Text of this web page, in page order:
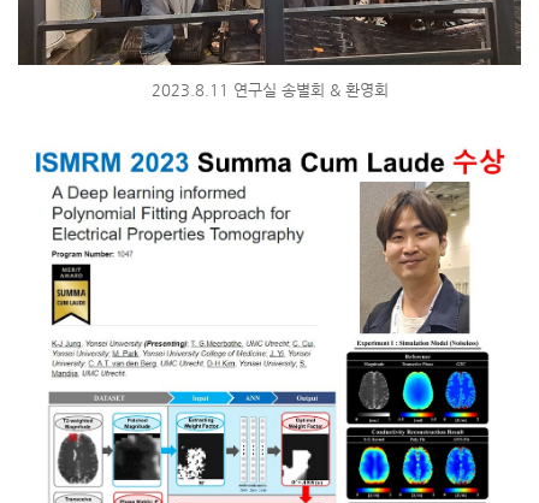
2023.8.11 연구실 송별회 & 환영회